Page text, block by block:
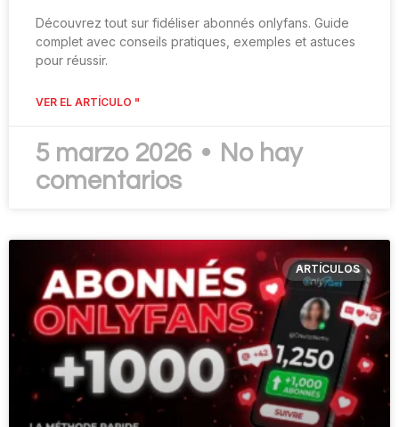
Découvrez tout sur fidéliser abonnés onlyfans. Guide
complet avec conseils pratiques, exemples et astuces
pour réussir.
VER EL ARTÍCULO "
5 marzo 2026
No hay
comentarios
ARTÍCULOS